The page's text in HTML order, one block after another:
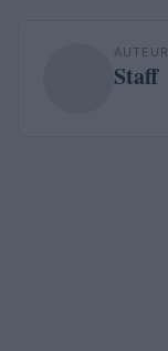
AUTEUR
Staff